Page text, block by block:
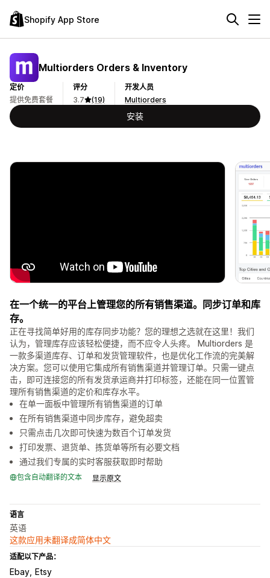
Shopify App Store
Multiorders Orders & Inventory
定价
提供免费套餐
评分
3.7
(19)
开发人员
Multiorders
安装
在一个统一的平台上管理您的所有销售渠道。同步订单和库
存。
正在寻找简单好用的库存同步功能？您的理想之选就在这里！我们
认为，管理库存应该轻松便捷，而不应令人头疼。 Multiorders 是
一款多渠道库存、订单和发货管理软件，也是优化工作流的完美解
决方案。您可以使用它集成所有销售渠道并管理订单。只需一键点
击，即可连接您的所有发货承运商并打印标签，还能在同一位置管
理所有销售渠道的定价和库存水平。
在单一面板中管理所有销售渠道的订单
在所有销售渠道中同步库存，避免超卖
只需点击几次即可快速为数百个订单发货
打印发票、退货单、拣货单等所有必要文档
通过我们专属的实时客服获取即时帮助
包含自动翻译的文本 显示原文
语言
英语
这款应用未翻译成简体中文
适配以下产品：
Ebay Etsy